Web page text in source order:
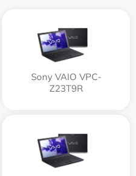
Sony VAIO VPC-
Z23T9R